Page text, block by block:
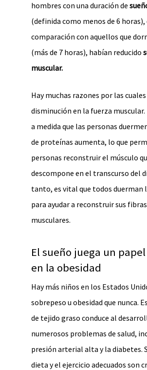
hombres con una duración de
(definida como menos de 6 horas),
comparación con aquellos que
(más de 7 horas), habían reducido
muscular.
Hay muchas razones por las
disminución en la fuerza muscular.
a medida que las personas
de proteínas aumenta, lo que
personas reconstruir el músculo
descompone en el transcurso del
tanto, es vital que todos duerman
para ayudar a reconstruir sus fibras
musculares.
El sueño juega un
en la obesidad
Hay más niños en los Estados
sobrepeso u obesidad que nunca.
de tejido graso conduce al
numerosos problemas de salud,
presión arterial alta y la diabetes.
dieta y el ejercicio adecuados son